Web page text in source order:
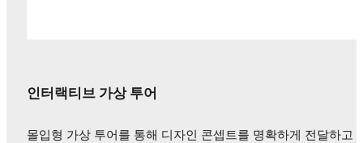
인터랙티브 가상 투어
몰입형 가상 투어를 통해 디자인 콘셉트를 명확하게 전달하고